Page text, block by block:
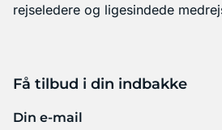
rejseledere og ligesindede
Få tilbud i din indbakke
Din e-mail